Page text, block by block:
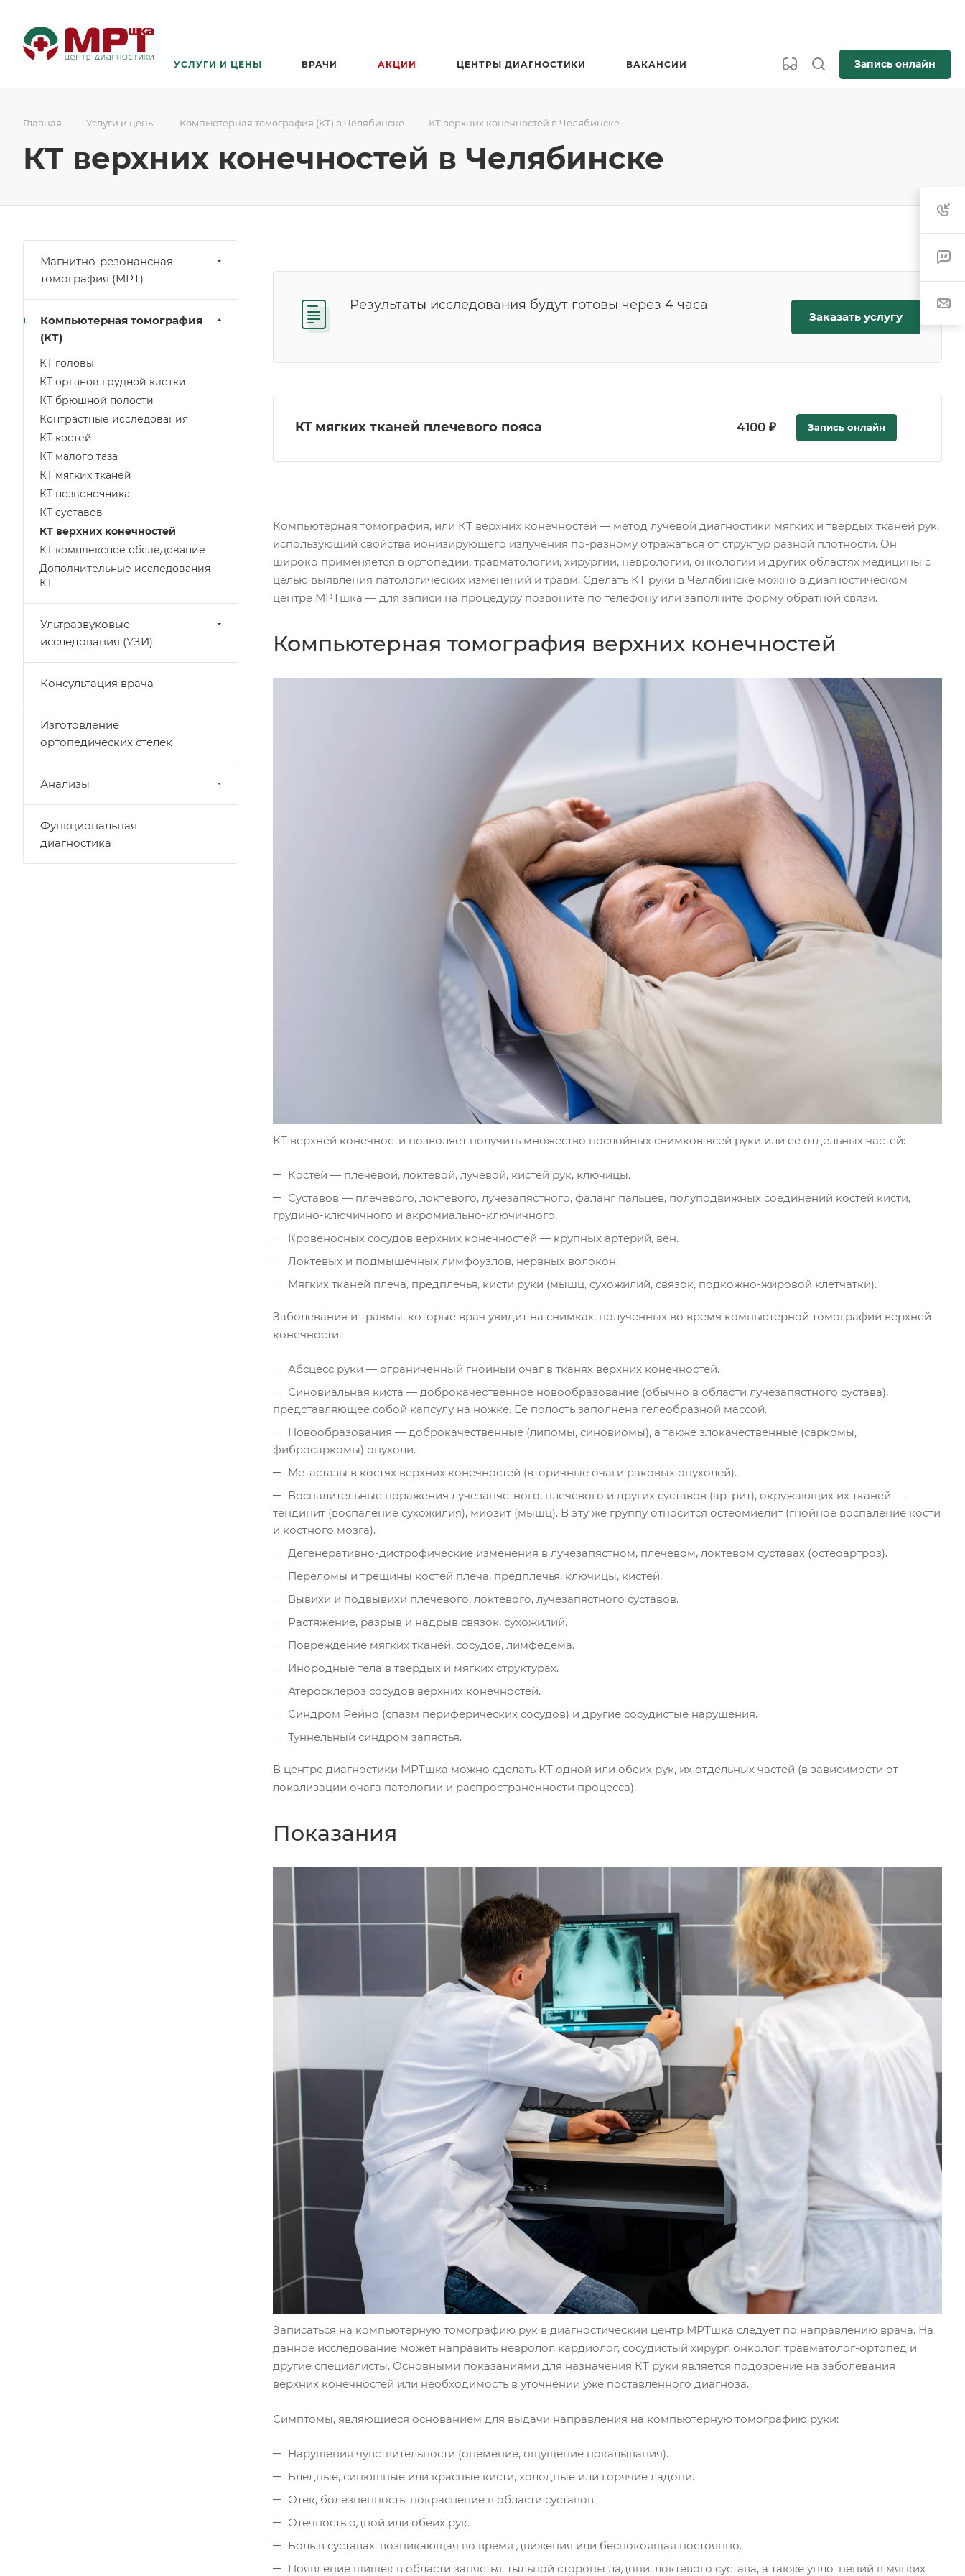
УСЛУГИ И ЦЕНЫ ВРАЧИ АКЦИИ ЦЕНТРЫ ДИАГНОСТИКИ ВАКАНСИИ Запись онлайн
Главная — Услуги и цены — Компьютерная томография (КТ) в Челябинске — КТ верхних конечностей в Челябинске
КТ верхних конечностей в Челябинске
Результаты исследования будут готовы через 4 часа
Заказать услугу
КТ мягких тканей плечевого пояса 4100 ₽ Запись онлайн
Компьютерная томография, или КТ верхних конечностей — метод лучевой диагностики мягких и твердых тканей рук,
использующий свойства ионизирующего излучения по-разному отражаться от структур разной плотности. Он
широко применяется в ортопедии, травматологии, хирургии, неврологии, онкологии и других областях медицины с
целью выявления патологических изменений и травм. Сделать КТ руки в Челябинске можно в диагностическом
центре МРТшка — для записи на процедуру позвоните по телефону или заполните форму обратной связи.
Компьютерная томография верхних конечностей
КТ верхней конечности позволяет получить множество послойных снимков всей руки или ее отдельных частей:
Костей — плечевой, локтевой, лучевой, кистей рук, ключицы.
Суставов — плечевого, локтевого, лучезапястного, фаланг пальцев, полуподвижных соединений костей кисти,
грудино-ключичного и акромиально-ключичного.
Кровеносных сосудов верхних конечностей — крупных артерий, вен.
Локтевых и подмышечных лимфоузлов, нервных волокон.
Мягких тканей плеча, предплечья, кисти руки (мышц, сухожилий, связок, подкожно-жировой клетчатки).
Заболевания и травмы, которые врач увидит на снимках, полученных во время компьютерной томографии верхней
конечности:
Абсцесс руки — ограниченный гнойный очаг в тканях верхних конечностей.
Синовиальная киста — доброкачественное новообразование (обычно в области лучезапястного сустава),
представляющее собой капсулу на ножке. Ее полость заполнена гелеобразной массой.
Новообразования — доброкачественные (липомы, синовиомы), а также злокачественные (саркомы,
фибросаркомы) опухоли.
Метастазы в костях верхних конечностей (вторичные очаги раковых опухолей).
Воспалительные поражения лучезапястного, плечевого и других суставов (артрит), окружающих их тканей —
тендинит (воспаление сухожилия), миозит (мышц). В эту же группу относится остеомиелит (гнойное воспаление кости
и костного мозга).
Дегенеративно-дистрофические изменения в лучезапястном, плечевом, локтевом суставах (остеоартроз).
Переломы и трещины костей плеча, предплечья, ключицы, кистей.
Вывихи и подвывихи плечевого, локтевого, лучезапястного суставов.
Растяжение, разрыв и надрыв связок, сухожилий.
Повреждение мягких тканей, сосудов, лимфедема.
Инородные тела в твердых и мягких структурах.
Атеросклероз сосудов верхних конечностей.
Синдром Рейно (спазм периферических сосудов) и другие сосудистые нарушения.
Туннельный синдром запястья.
В центре диагностики МРТшка можно сделать КТ одной или обеих рук, их отдельных частей (в зависимости от
локализации очага патологии и распространенности процесса).
Показания
Записаться на компьютерную томографию рук в диагностический центр МРТшка следует по направлению врача. На
данное исследование может направить невролог, кардиолог, сосудистый хирург, онколог, травматолог-ортопед и
другие специалисты. Основными показаниями для назначения КТ руки является подозрение на заболевания
верхних конечностей или необходимость в уточнении уже поставленного диагноза.
Симптомы, являющиеся основанием для выдачи направления на компьютерную томографию руки:
Нарушения чувствительности (онемение, ощущение покалывания).
Бледные, синюшные или красные кисти, холодные или горячие ладони.
Отек, болезненность, покраснение в области суставов.
Отечность одной или обеих рук.
Боль в суставах, возникающая во время движения или беспокоящая постоянно.
Появление шишек в области запястья, тыльной стороны ладони, локтевого сустава, а также уплотнений в мягких
Магнитно-резонансная
томография (МРТ)
Компьютерная томография
(КТ)
КТ головы
КТ органов грудной клетки
КТ брюшной полости
Контрастные исследования
КТ костей
КТ малого таза
КТ мягких тканей
КТ позвоночника
КТ суставов
КТ верхних конечностей
КТ комплексное обследование
Дополнительные исследования
КТ
Ультразвуковые
исследования (УЗИ)
Консультация врача
Изготовление
ортопедических стелек
Анализы
Функциональная
диагностика